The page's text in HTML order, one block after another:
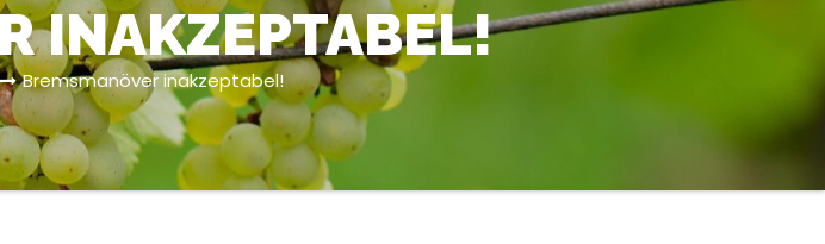
INAKZEPTABEL!
Bremsmanöver inakzeptabel!